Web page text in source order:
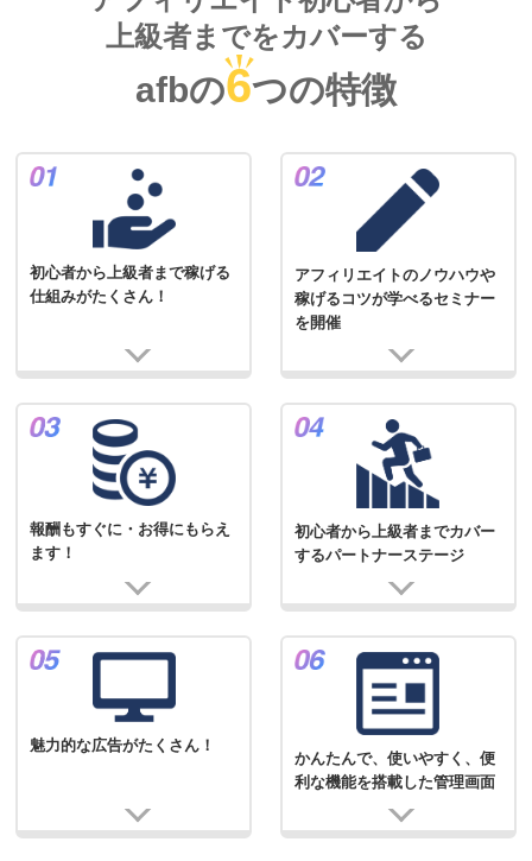
上級者までをカバーする
afbの6つの特徴
初心者から上級者まで稼げる
仕組みがたくさん！
アフィリエイトのノウハウや
稼げるコツが学べるセミナー
を開催
報酬もすぐに・お得にもらえ
ます！
初心者から上級者までカバー
するパートナーステージ
魅力的な広告がたくさん！
かんたんで、使いやすく、便
利な機能を搭載した管理画面